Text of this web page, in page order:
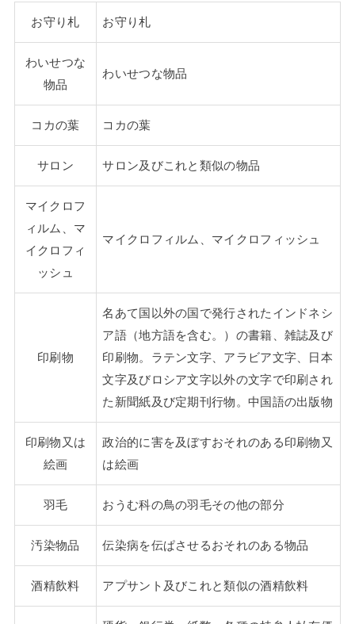
お守り札 お守り札
わいせつな
物品
わいせつな物品
コカの葉 コカの葉
サロン サロン及びこれと類似の物品
マイクロフ
ィルム、マ
イクロフィ
ッシュ
マイクロフィルム、マイクロフィッシュ
印刷物
名あて国以外の国で発行されたインドネシ
ア語（地方語を含む。）の書籍、雑誌及び
印刷物。ラテン文字、アラビア文字、日本
文字及びロシア文字以外の文字で印刷され
た新聞紙及び定期刊行物。中国語の出版物
印刷物又は
絵画
政治的に害を及ぼすおそれのある印刷物又
は絵画
羽毛 おうむ科の鳥の羽毛その他の部分
汚染物品 伝染病を伝ぱさせるおそれのある物品
酒精飲料 アプサント及びこれと類似の酒精飲料